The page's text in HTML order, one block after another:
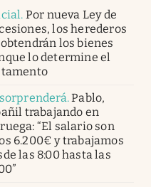
. Por nueva Ley de
los herederos
los bienes
lo determine el
.Pablo,
trabajando en
“El salario son
6.200€ y trabajamos
las 8:00 hasta las